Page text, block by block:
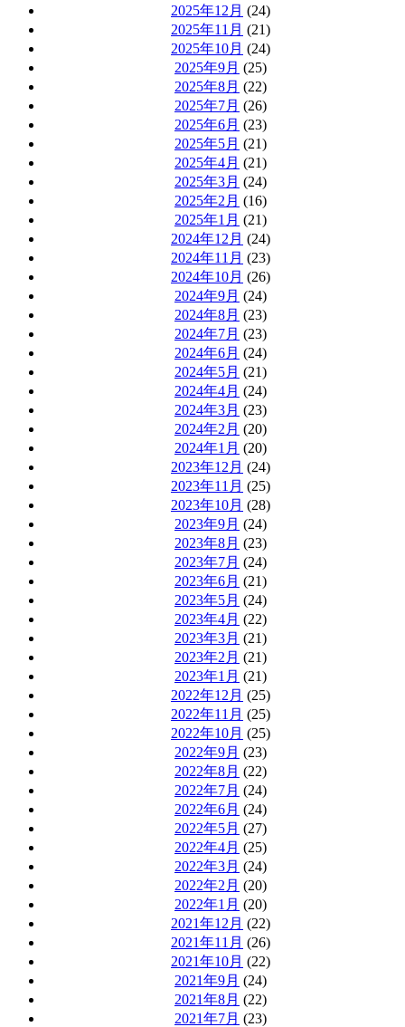
2025年12月 (24)
2025年11月 (21)
2025年10月 (24)
2025年9月 (25)
2025年8月 (22)
2025年7月 (26)
2025年6月 (23)
2025年5月 (21)
2025年4月 (21)
2025年3月 (24)
2025年2月 (16)
2025年1月 (21)
2024年12月 (24)
2024年11月 (23)
2024年10月 (26)
2024年9月 (24)
2024年8月 (23)
2024年7月 (23)
2024年6月 (24)
2024年5月 (21)
2024年4月 (24)
2024年3月 (23)
2024年2月 (20)
2024年1月 (20)
2023年12月 (24)
2023年11月 (25)
2023年10月 (28)
2023年9月 (24)
2023年8月 (23)
2023年7月 (24)
2023年6月 (21)
2023年5月 (24)
2023年4月 (22)
2023年3月 (21)
2023年2月 (21)
2023年1月 (21)
2022年12月 (25)
2022年11月 (25)
2022年10月 (25)
2022年9月 (23)
2022年8月 (22)
2022年7月 (24)
2022年6月 (24)
2022年5月 (27)
2022年4月 (25)
2022年3月 (24)
2022年2月 (20)
2022年1月 (20)
2021年12月 (22)
2021年11月 (26)
2021年10月 (22)
2021年9月 (24)
2021年8月 (22)
2021年7月 (23)